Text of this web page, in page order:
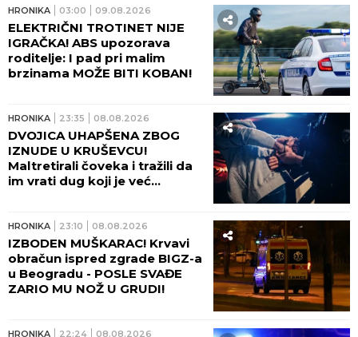
HRONIKA 03:00 09.08.2026
ELEKTRIČNI TROTINET NIJE
IGRAČKA! ABS upozorava
roditelje: I pad pri malim
brzinama MOŽE BITI KOBAN!
HRONIKA 23:35 08.08.2026
DVOJICA UHAPŠENA ZBOG
IZNUDE U KRUŠEVCU!
Maltretirali čoveka i tražili da
im vrati dug koji je već
HRONIKA 23:10 08.08.2026
IZBODEN MUŠKARAC! Krvavi
obračun ispred zgrade BIGZ-a
u Beogradu - POSLE SVAĐE
ZARIO MU NOŽ U GRUDI!
HRONIKA 22:24 08.08.2026